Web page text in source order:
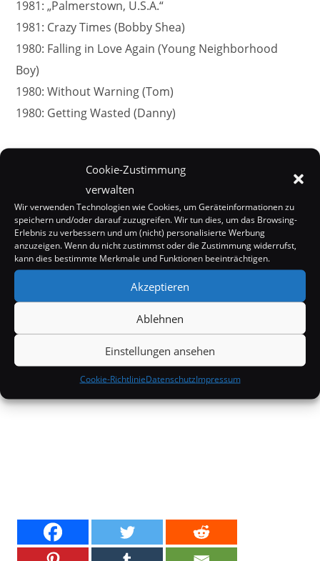
Cookie-Zustimmung
verwalten
Wir verwenden Technologien wie Cookies, um Geräteinformationen zu
speichern und/oder darauf zuzugreifen. Wir tun dies, um das Browsing-
Erlebnis zu verbessern und um (nicht) personalisierte Werbung
anzuzeigen. Wenn du nicht zustimmst oder die Zustimmung widerrufst,
kann dies bestimmte Merkmale und Funktionen beeinträchtigen.
Akzeptieren
Ablehnen
Einstellungen ansehen
Cookie-RichtlinieDatenschutzImpressum
1981: „Palmerstown, U.S.A.“
1981: Crazy Times (Bobby Shea)
1980: Falling in Love Again (Young Neighborhood
Boy)
1980: Without Warning (Tom)
1980: Getting Wasted (Danny)